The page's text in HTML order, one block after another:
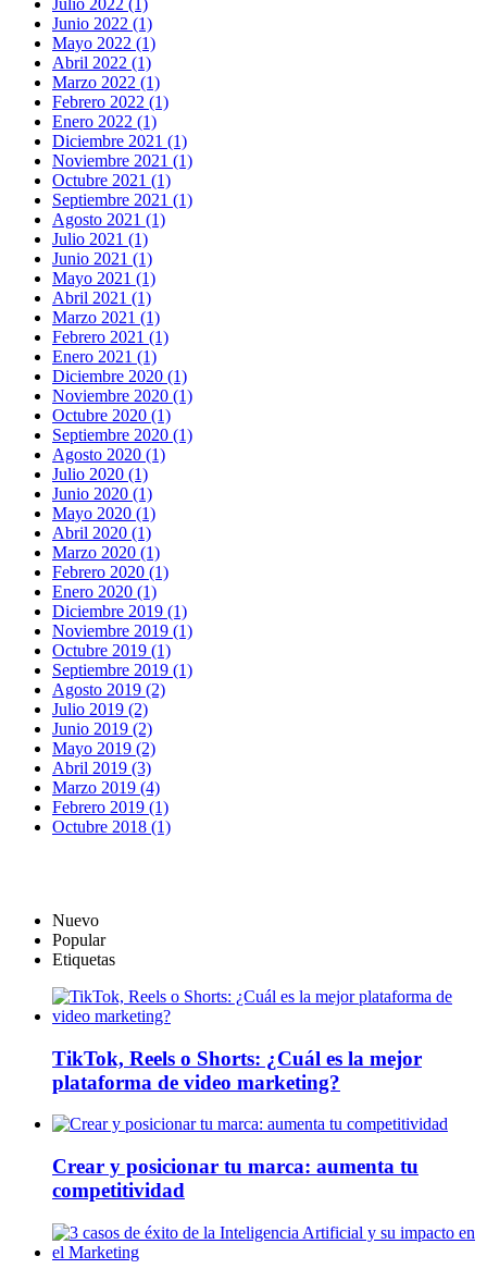
Junio 2022 (1)
Mayo 2022 (1)
Abril 2022 (1)
Marzo 2022 (1)
Febrero 2022 (1)
Enero 2022 (1)
Diciembre 2021 (1)
Noviembre 2021 (1)
Octubre 2021 (1)
Septiembre 2021 (1)
Agosto 2021 (1)
Julio 2021 (1)
Junio 2021 (1)
Mayo 2021 (1)
Abril 2021 (1)
Marzo 2021 (1)
Febrero 2021 (1)
Enero 2021 (1)
Diciembre 2020 (1)
Noviembre 2020 (1)
Octubre 2020 (1)
Septiembre 2020 (1)
Agosto 2020 (1)
Julio 2020 (1)
Junio 2020 (1)
Mayo 2020 (1)
Abril 2020 (1)
Marzo 2020 (1)
Febrero 2020 (1)
Enero 2020 (1)
Diciembre 2019 (1)
Noviembre 2019 (1)
Octubre 2019 (1)
Septiembre 2019 (1)
Agosto 2019 (2)
Julio 2019 (2)
Junio 2019 (2)
Mayo 2019 (2)
Abril 2019 (3)
Marzo 2019 (4)
Febrero 2019 (1)
Octubre 2018 (1)
Nuevo
Popular
Etiquetas
TikTok, Reels o Shorts: ¿Cuál es la mejor
plataforma de video marketing?
Crear y posicionar tu marca: aumenta tu
competitividad